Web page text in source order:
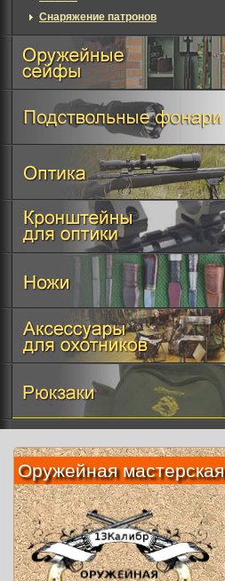
Снаряжение патронов
Оружейная мастерская